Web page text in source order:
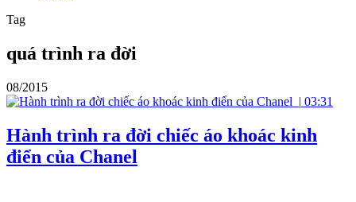
Tag
quá trình ra đời
08/2015
| 03:31
Hành trình ra đời chiếc áo khoác kinh
điển của Chanel